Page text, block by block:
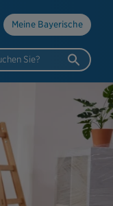
Meine Bayerische
Sie?